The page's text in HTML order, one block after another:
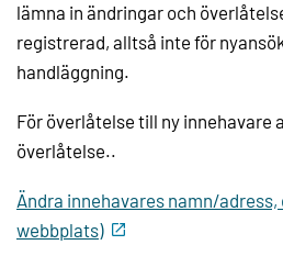
lämna in ändringar och
registrerad, alltså inte för
handläggning.
För överlåtelse till ny innehavare
överlåtelse..
Ändra innehavares namn/
webbplats)